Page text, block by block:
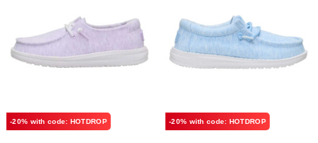
-20% with code: HOTDROP -20% with code: HOTDROP